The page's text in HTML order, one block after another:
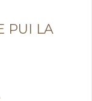
PUI LA